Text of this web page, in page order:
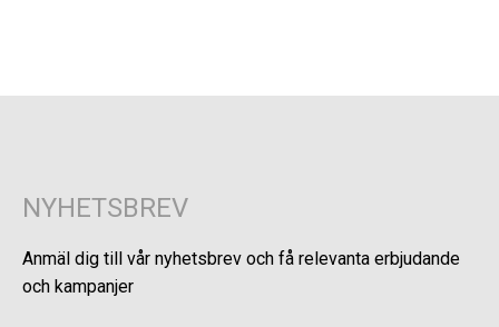
NYHETSBREV
Anmäl dig till vår nyhetsbrev och få relevanta erbjudande
och kampanjer